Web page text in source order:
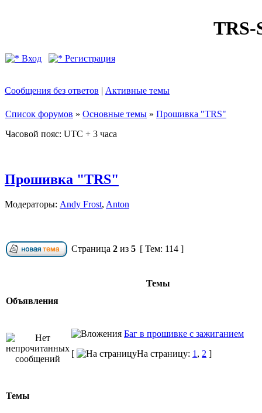
TRS-
Вход Регистрация
Сообщения без ответов | Активные темы
Список форумов » Основные темы » Прошивка "TRS"
Часовой пояс: UTC + 3 часа
Прошивка "TRS"
Модераторы: Andy Frost, Anton
Страница 2 из 5 [ Тем: 114 ]
Темы
Объявления
Баг в прошивке с зажиганием
[
На страницу: 1 , 2 ]
Темы